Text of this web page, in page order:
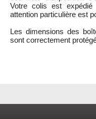
Votre colis est
attention particulière est
Les dimensions des
sont correctement